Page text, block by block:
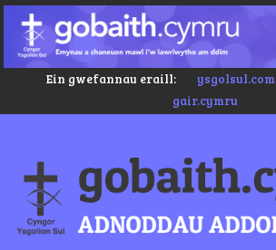
Ein gwefannau eraill: ysgolsul.com
gair.cymru